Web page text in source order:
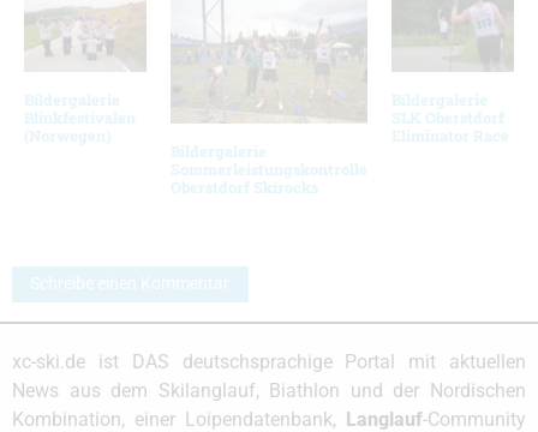
Bildergalerie
Blinkfestivalen
(Norwegen)
Bildergalerie
Sommerleistungskontrolle
Oberstdorf Skirocks
Bildergalerie
SLK Oberstdorf
Eliminator Race
Schreibe einen Kommentar
xc-ski.de ist DAS deutschsprachige Portal mit aktuellen
News aus dem Skilanglauf, Biathlon und der Nordischen
Kombination, einer Loipendatenbank, Langlauf-Community